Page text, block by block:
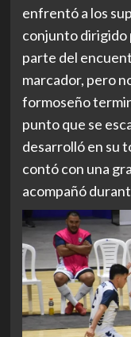
enfrentó a los
conjunto dirigido
parte del
marcador, pero
formoseño
punto que se
desarrolló en su
contó con una
acompañó